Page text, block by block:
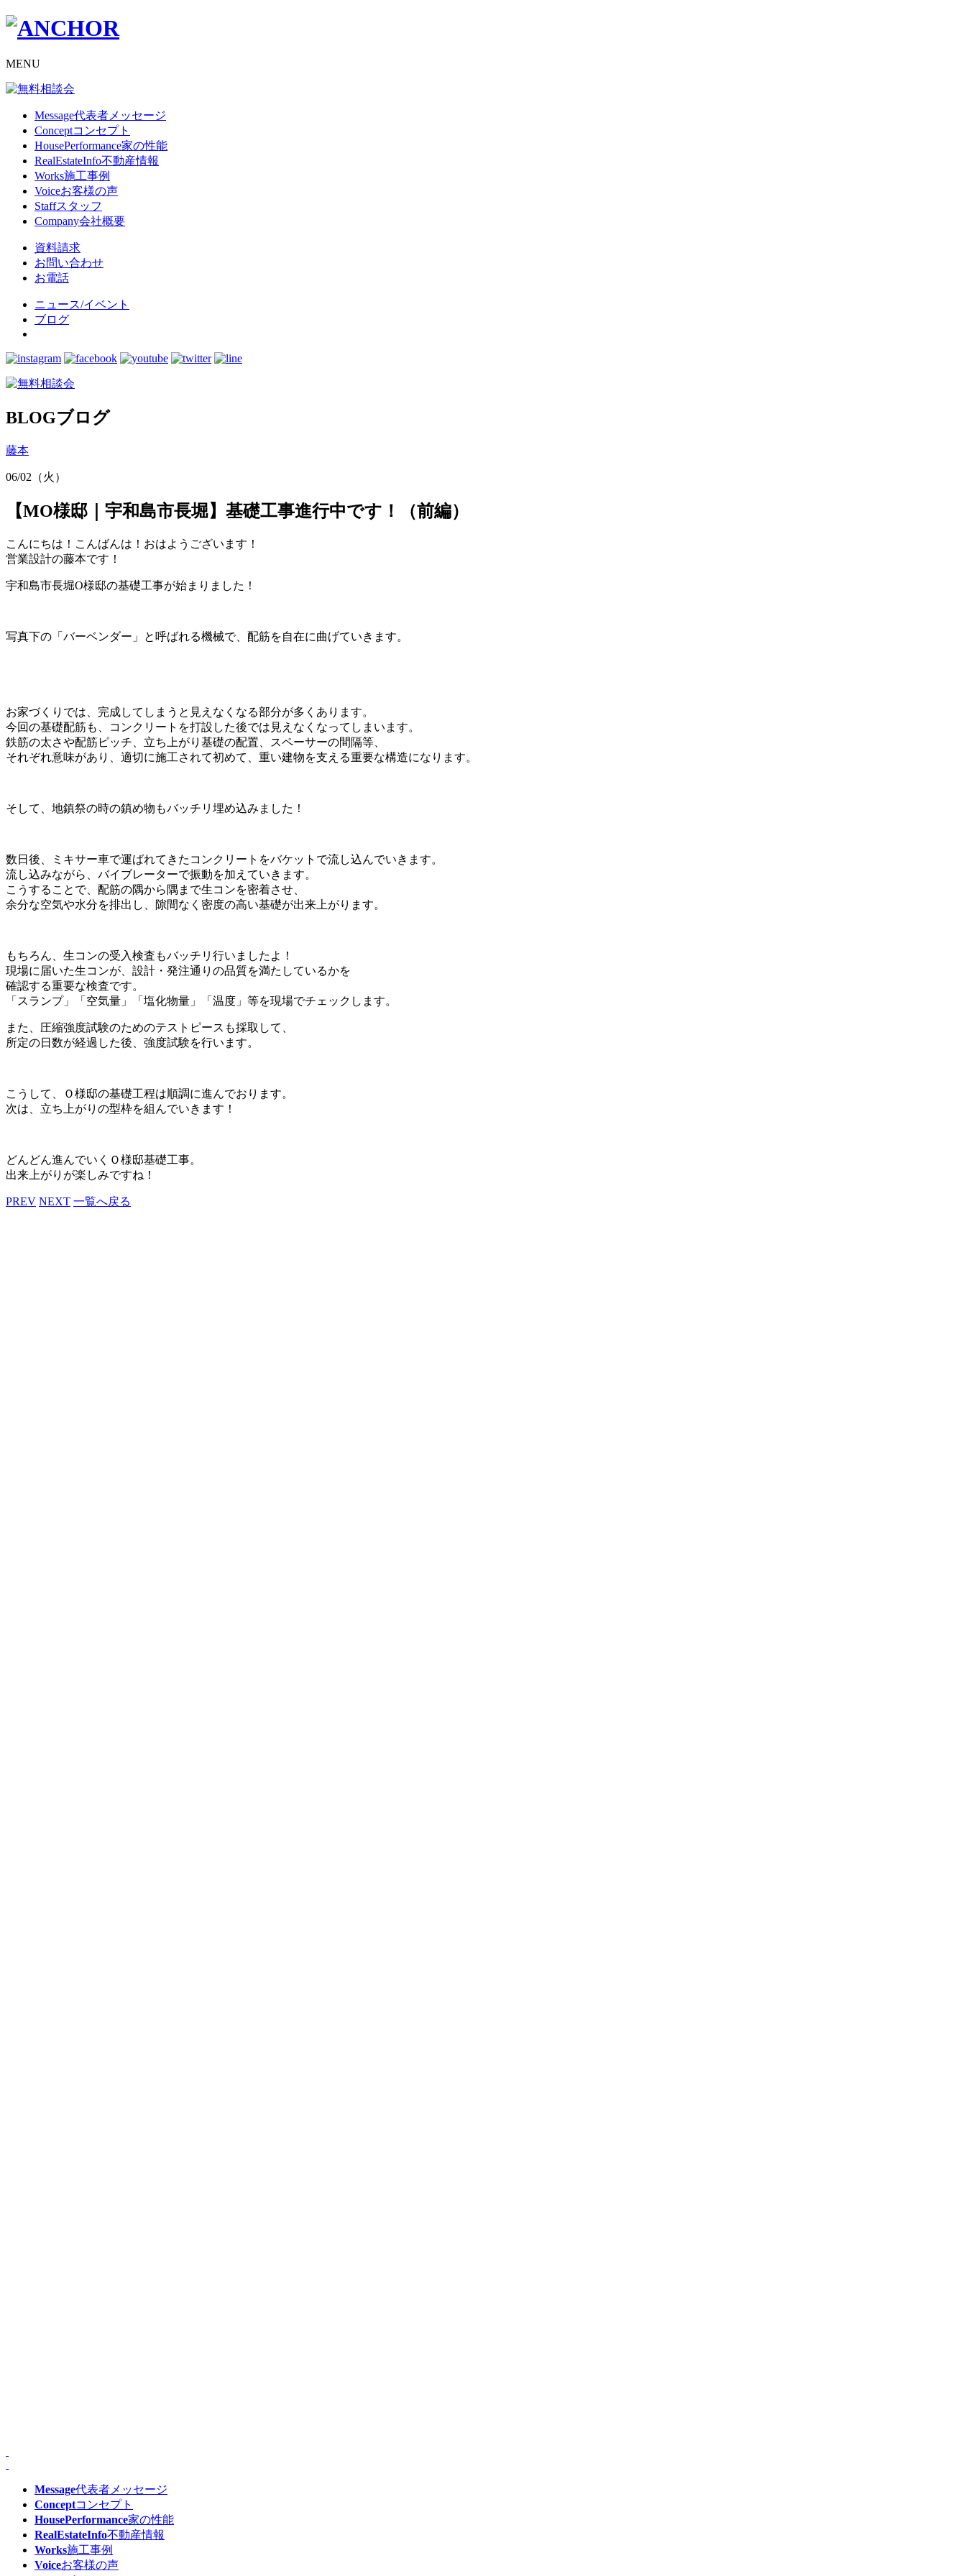
MENU
Message代表者メッセージ
Conceptコンセプト
HousePerformance家の性能
RealEstateInfo不動産情報
Works施工事例
Voiceお客様の声
Staffスタッフ
Company会社概要
資料請求
お問い合わせ
お電話
ニュース/イベント
ブログ
BLOGブログ
藤本
06/02（火）
【MO様邸｜宇和島市長堀】基礎工事進行中です！（前編）
こんにちは！こんばんは！おはようございます！
営業設計の藤本です！
宇和島市長堀O様邸の基礎工事が始まりました！
写真下の「バーベンダー」と呼ばれる機械で、配筋を自在に曲げていきます。
お家づくりでは、完成してしまうと見えなくなる部分が多くあります。
今回の基礎配筋も、コンクリートを打設した後では見えなくなってしまいます。
鉄筋の太さや配筋ピッチ、立ち上がり基礎の配置、スペーサーの間隔等、
それぞれ意味があり、適切に施工されて初めて、重い建物を支える重要な構造になります。
そして、地鎮祭の時の鎮め物もバッチリ埋め込みました！
数日後、ミキサー車で運ばれてきたコンクリートをバケットで流し込んでいきます。
流し込みながら、バイブレーターで振動を加えていきます。
こうすることで、配筋の隅から隅まで生コンを密着させ、
余分な空気や水分を排出し、隙間なく密度の高い基礎が出来上がります。
もちろん、生コンの受入検査もバッチリ行いましたよ！
現場に届いた生コンが、設計・発注通りの品質を満たしているかを
確認する重要な検査です。
「スランプ」「空気量」「塩化物量」「温度」等を現場でチェックします。
また、圧縮強度試験のためのテストピースも採取して、
所定の日数が経過した後、強度試験を行います。
こうして、Ｏ様邸の基礎工程は順調に進んでおります。
次は、立ち上がりの型枠を組んでいきます！
どんどん進んでいくＯ様邸基礎工事。
出来上がりが楽しみですね！
PREV NEXT 一覧へ戻る
Message代表者メッセージ
Conceptコンセプト
HousePerformance家の性能
RealEstateInfo不動産情報
Works施工事例
Voiceお客様の声